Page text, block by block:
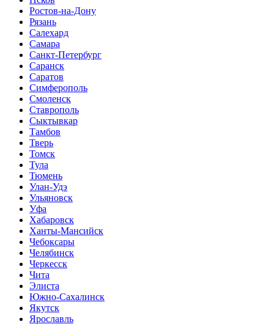
Ростов-на-Дону
Рязань
Салехард
Самара
Санкт-Петербург
Саранск
Саратов
Симферополь
Смоленск
Ставрополь
Сыктывкар
Тамбов
Тверь
Томск
Тула
Тюмень
Улан-Удэ
Ульяновск
Уфа
Хабаровск
Ханты-Мансийск
Чебоксары
Челябинск
Черкесск
Чита
Элиста
Южно-Сахалинск
Якутск
Ярославль